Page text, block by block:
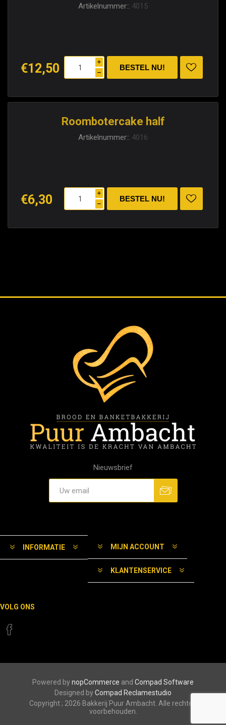
Artikelnummer:: 4015
€12,50 i
h
Roombotercake half
Artikelnummer:: 4016
€6,30 i
h
Nieuwsbrief
INFORMATIE MIJN ACCOUNT
KLANTENSERVICE
VOLG ONS
Powered bynopCommerce and Compad Software
Designed byCompad Reclamestudio
Copyright ; 2026 Bakkerij Puur Ambacht. Alle rechten
voorbehouden.